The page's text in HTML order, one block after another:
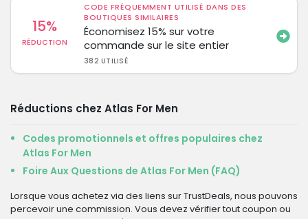
15%
RÉDUCTION
CODE FRÉQUEMMENT UTILISÉ DANS DES
BOUTIQUES SIMILAIRES
Économisez 15% sur votre
commande sur le site entier
382 UTILISÉ
Réductions chez Atlas For Men
Codes promotionnels et offres populaires chez
Atlas For Men
Foire Aux Questions de Atlas For Men (FAQ)
Lorsque vous achetez via des liens sur TrustDeals, nous pouvons
percevoir une commission. Vous devez vérifier tout coupon ou